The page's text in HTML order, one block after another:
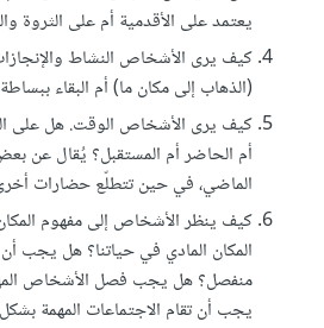
يعتمد على الأقدمية أم على الثروة
كيف يرى الأشخاص النشاط
(الذهاب إلى مكان ما) أم البقاء
كيف يرى الأشخاص الوقت. هل على
أم الحاضر أم المستقبل؟ يُقال عن
الماضي، في حين تتطلّع حضارات
كيف ينظر الأشخاص إلى مفهوم
المكان المادي في حياتنا؟ هل يجب
منفصل؟ هل يجب فصل الأشخاص
يجب أن تقام الاجتماعات المهمة